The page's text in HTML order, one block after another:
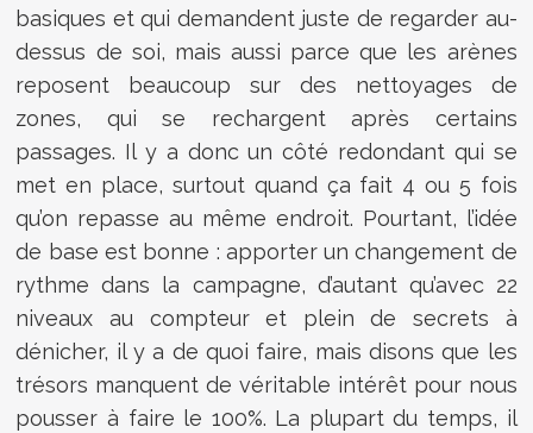
basiques et qui demandent juste de regarder au-
dessus de soi, mais aussi parce que les arènes
reposent beaucoup sur des nettoyages de
zones, qui se rechargent après certains
passages. Il y a donc un côté redondant qui se
met en place, surtout quand ça fait 4 ou 5 fois
qu’on repasse au même endroit. Pourtant, l’idée
de base est bonne : apporter un changement de
rythme dans la campagne, d’autant qu’avec 22
niveaux au compteur et plein de secrets à
dénicher, il y a de quoi faire, mais disons que les
trésors manquent de véritable intérêt pour nous
pousser à faire le 100%. La plupart du temps, il